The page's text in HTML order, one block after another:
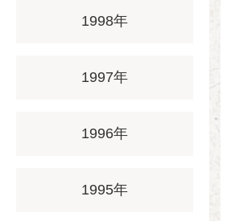
1998年
1997年
1996年
1995年